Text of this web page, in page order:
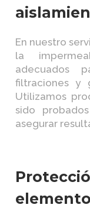
En nuestro
la
adecuados
filtraciones y
Utilizamos
sido
asegurar